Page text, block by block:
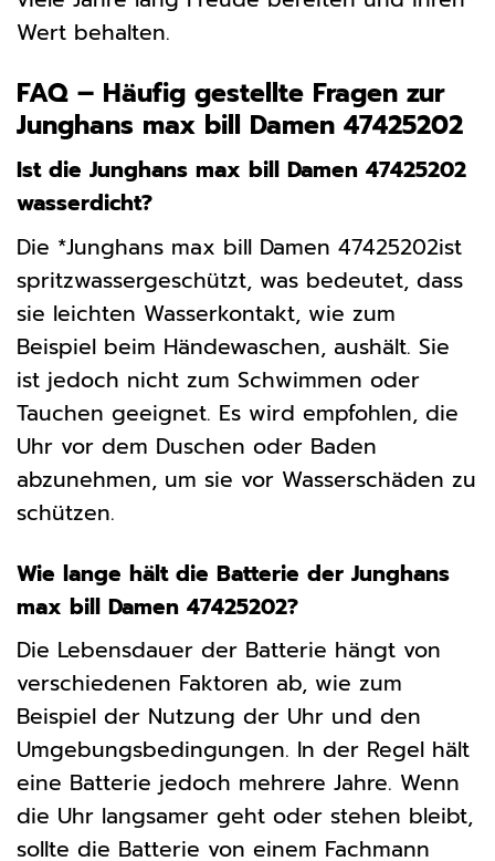
Wert behalten.
FAQ – Häufig gestellte Fragen zur
Junghans max bill Damen 47425202
Ist die Junghans max bill Damen 47425202
wasserdicht?
Die *Junghans max bill Damen 47425202ist
spritzwassergeschützt, was bedeutet, dass
sie leichten Wasserkontakt, wie zum
Beispiel beim Händewaschen, aushält. Sie
ist jedoch nicht zum Schwimmen oder
Tauchen geeignet. Es wird empfohlen, die
Uhr vor dem Duschen oder Baden
abzunehmen, um sie vor Wasserschäden zu
schützen.
Wie lange hält die Batterie der Junghans
max bill Damen 47425202?
Die Lebensdauer der Batterie hängt von
verschiedenen Faktoren ab, wie zum
Beispiel der Nutzung der Uhr und den
Umgebungsbedingungen. In der Regel hält
eine Batterie jedoch mehrere Jahre. Wenn
die Uhr langsamer geht oder stehen bleibt,
sollte die Batterie von einem Fachmann